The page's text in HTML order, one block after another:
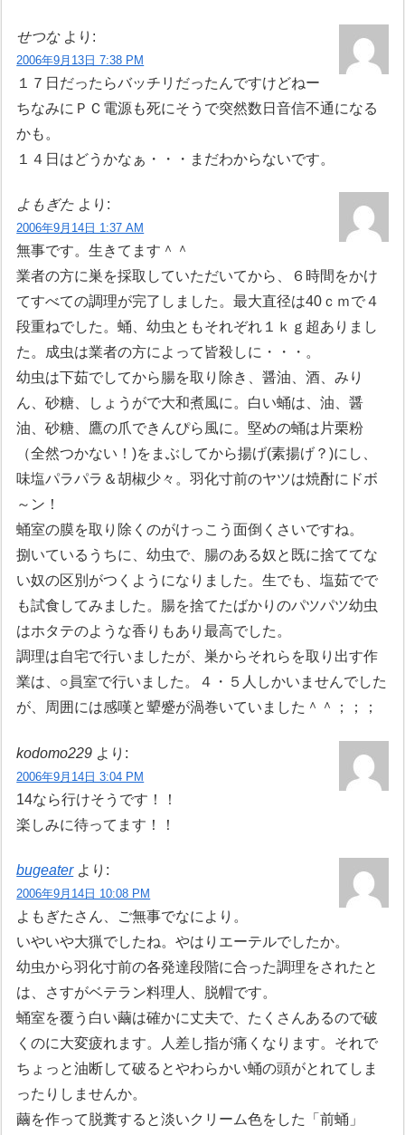
せつな より:
2006年9月13日 7:38 PM
１７日だったらバッチリだったんですけどねー
ちなみにＰＣ電源も死にそうで突然数日音信不通になる
かも。
１４日はどうかなぁ・・・まだわからないです。
よもぎた より:
2006年9月14日 1:37 AM
無事です。生きてます＾＾
業者の方に巣を採取していただいてから、６時間をかけ
てすべての調理が完了しました。最大直径は40ｃｍで４
段重ねでした。蛹、幼虫ともそれぞれ１ｋｇ超ありまし
た。成虫は業者の方によって皆殺しに・・・。
幼虫は下茹でしてから腸を取り除き、醤油、酒、みり
ん、砂糖、しょうがで大和煮風に。白い蛹は、油、醤
油、砂糖、鷹の爪できんぴら風に。堅めの蛹は片栗粉
（全然つかない！)をまぶしてから揚げ(素揚げ？)にし、
味塩パラパラ＆胡椒少々。羽化寸前のヤツは焼酎にドボ
～ン！
蛹室の膜を取り除くのがけっこう面倒くさいですね。
捌いているうちに、幼虫で、腸のある奴と既に捨ててな
い奴の区別がつくようになりました。生でも、塩茹でで
も試食してみました。腸を捨てたばかりのパツパツ幼虫
はホタテのような香りもあり最高でした。
調理は自宅で行いましたが、巣からそれらを取り出す作
業は、○員室で行いました。４・５人しかいませんでした
が、周囲には感嘆と顰蹙が渦巻いていました＾＾；；；
kodomo229 より:
2006年9月14日 3:04 PM
14なら行けそうです！！
楽しみに待ってます！！
bugeater より:
2006年9月14日 10:08 PM
よもぎたさん、ご無事でなにより。
いやいや大猟でしたね。やはりエーテルでしたか。
幼虫から羽化寸前の各発達段階に合った調理をされたと
は、さすがベテラン料理人、脱帽です。
蛹室を覆う白い繭は確かに丈夫で、たくさんあるので破
くのに大変疲れます。人差し指が痛くなります。それで
ちょっと油断して破るとやわらかい蛹の頭がとれてしま
ったりしませんか。
繭を作って脱糞すると淡いクリーム色をした「前蛹」